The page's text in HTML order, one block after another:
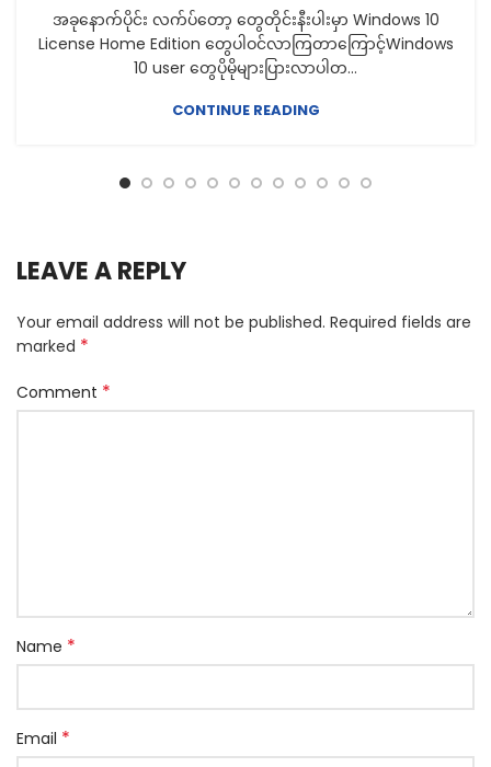
အခုနောက်ပိုင်း လက်ပ်တော့ တွေတိုင်းနီးပါးမှာ Windows 10
License Home Edition တွေပါဝင်လာကြတာကြောင့်Windows
10 user တွေပိုမိုများပြားလာပါတ...
CONTINUE READING
LEAVE A REPLY
Your email address will not be published. Required fields are
marked *
Comment *
Name *
Email *